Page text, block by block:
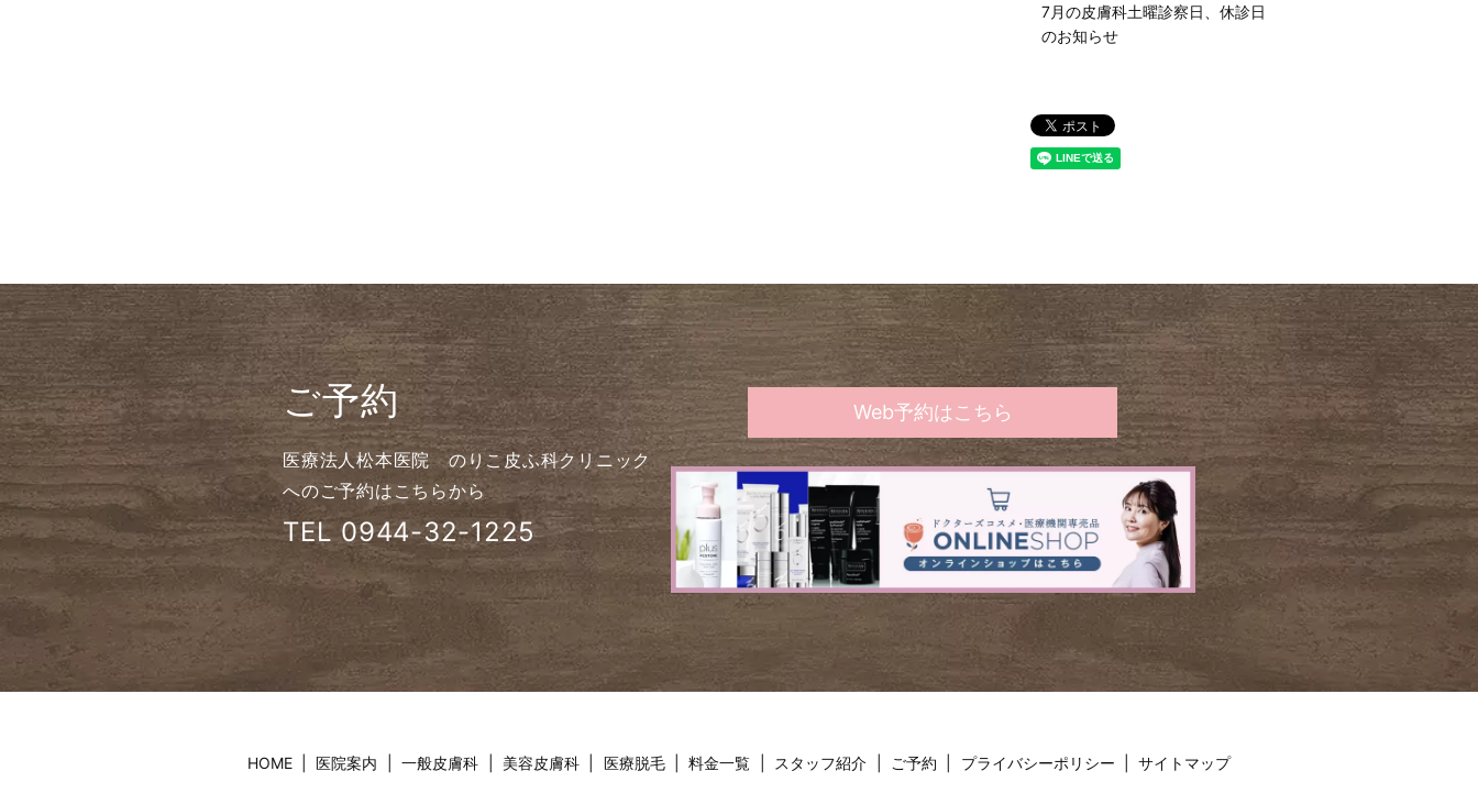
7月の皮膚科土曜診察日、休診日
のお知らせ
ご予約
医療法人松本医院 のりこ皮ふ科クリニック
へのご予約はこちらから
TEL 0944-32-1225
Web予約はこちら
HOME 医院案内 一般皮膚科 美容皮膚科 医療脱毛 料金一覧 スタッフ紹介 ご予約 プライバシーポリシー サイトマップ